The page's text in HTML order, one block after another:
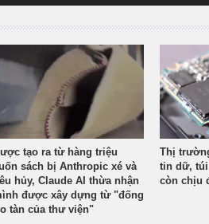
tạo ra từ hàng triệu
sách bị Anthropic xé và
hủy, Claude AI thừa nhận
được xây dựng từ "đống
tàn của thư viện"
Thị
tin dữ,
còn chịu